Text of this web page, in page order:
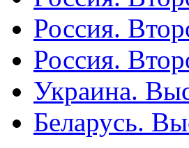
Россия.
Россия.
Украина.
Беларусь.